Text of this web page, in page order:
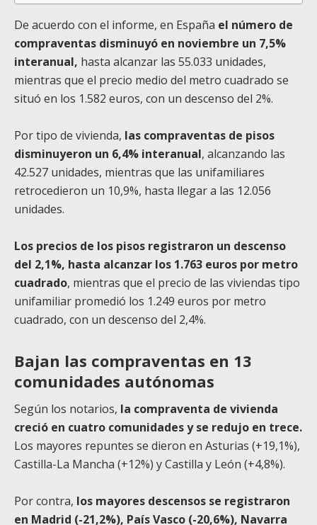
De acuerdo con el informe, en España el número de
compraventas disminuyó en noviembre un 7,5%
interanual, hasta alcanzar las 55.033 unidades,
mientras que el precio medio del metro cuadrado se
situó en los 1.582 euros, con un descenso del 2%.
Por tipo de vivienda, las compraventas de pisos
disminuyeron un 6,4% interanual, alcanzando las
42.527 unidades, mientras que las unifamiliares
retrocedieron un 10,9%, hasta llegar a las 12.056
unidades.
Los precios de los pisos registraron un descenso
del 2,1%, hasta alcanzar los 1.763 euros por metro
cuadrado, mientras que el precio de las viviendas tipo
unifamiliar promedió los 1.249 euros por metro
cuadrado, con un descenso del 2,4%.
Bajan las compraventas en 13
comunidades autónomas
Según los notarios, la compraventa de vivienda
creció en cuatro comunidades y se redujo en trece.
Los mayores repuntes se dieron en Asturias (+19,1%),
Castilla-La Mancha (+12%) y Castilla y León (+4,8%).
Por contra, los mayores descensos se registraron
en Madrid (-21,2%), País Vasco (-20,6%), Navarra